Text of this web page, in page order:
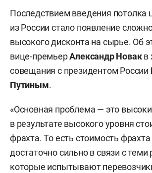
Последствием введения потолка
из России стало появление
высокого дисконта на сырье. Об
вице-премьерАлександр Новакв
совещания с президентом России
Путиным.
«Основная проблема — это
в результате высокого уровня
фрахта. То есть стоимость
достаточно сильно в связи с теми
которые испытывают